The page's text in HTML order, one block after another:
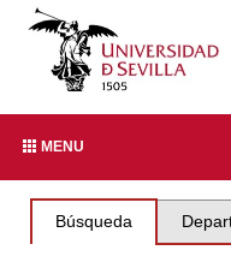
MENU
Búsqueda